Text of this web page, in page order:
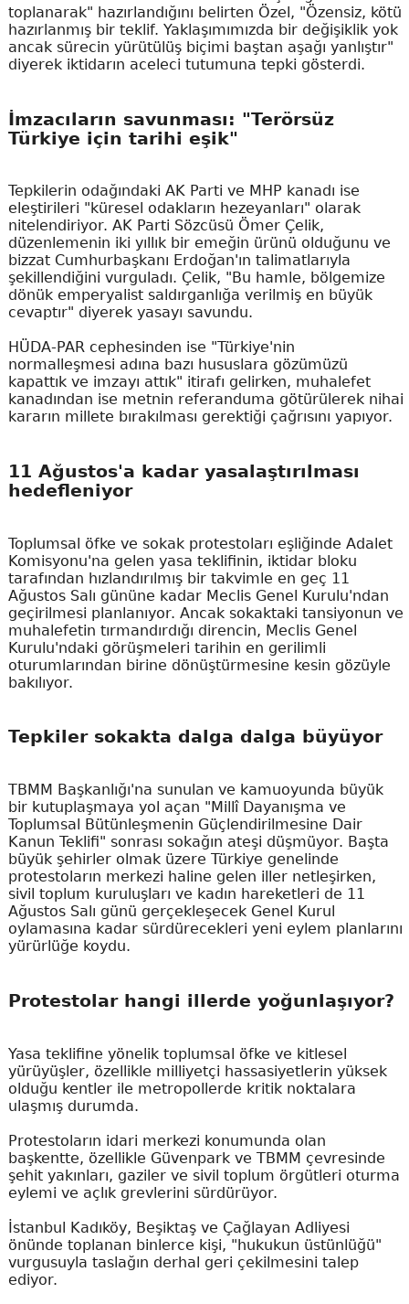
toplanarak" hazırlandığını belirten Özel, "Özensiz, kötü
hazırlanmış bir teklif. Yaklaşımımızda bir değişiklik yok
ancak sürecin yürütülüş biçimi baştan aşağı yanlıştır"
diyerek iktidarın aceleci tutumuna tepki gösterdi.
İmzacıların savunması: "Terörsüz
Türkiye için tarihi eşik"
Tepkilerin odağındaki AK Parti ve MHP kanadı ise
eleştirileri "küresel odakların hezeyanları" olarak
nitelendiriyor. AK Parti Sözcüsü Ömer Çelik,
düzenlemenin iki yıllık bir emeğin ürünü olduğunu ve
bizzat Cumhurbaşkanı Erdoğan'ın talimatlarıyla
şekillendiğini vurguladı. Çelik, "Bu hamle, bölgemize
dönük emperyalist saldırganlığa verilmiş en büyük
cevaptır" diyerek yasayı savundu.
HÜDA-PAR cephesinden ise "Türkiye'nin
normalleşmesi adına bazı hususlara gözümüzü
kapattık ve imzayı attık" itirafı gelirken, muhalefet
kanadından ise metnin referanduma götürülerek nihai
kararın millete bırakılması gerektiği çağrısını yapıyor.
11 Ağustos'a kadar yasalaştırılması
hedefleniyor
Toplumsal öfke ve sokak protestoları eşliğinde Adalet
Komisyonu'na gelen yasa teklifinin, iktidar bloku
tarafından hızlandırılmış bir takvimle en geç 11
Ağustos Salı gününe kadar Meclis Genel Kurulu'ndan
geçirilmesi planlanıyor. Ancak sokaktaki tansiyonun ve
muhalefetin tırmandırdığı direncin, Meclis Genel
Kurulu'ndaki görüşmeleri tarihin en gerilimli
oturumlarından birine dönüştürmesine kesin gözüyle
bakılıyor.
Tepkiler sokakta dalga dalga büyüyor
TBMM Başkanlığı'na sunulan ve kamuoyunda büyük
bir kutuplaşmaya yol açan "Millî Dayanışma ve
Toplumsal Bütünleşmenin Güçlendirilmesine Dair
Kanun Teklifi" sonrası sokağın ateşi düşmüyor. Başta
büyük şehirler olmak üzere Türkiye genelinde
protestoların merkezi haline gelen iller netleşirken,
sivil toplum kuruluşları ve kadın hareketleri de 11
Ağustos Salı günü gerçekleşecek Genel Kurul
oylamasına kadar sürdürecekleri yeni eylem planlarını
yürürlüğe koydu.
Protestolar hangi illerde yoğunlaşıyor?
Yasa teklifine yönelik toplumsal öfke ve kitlesel
yürüyüşler, özellikle milliyetçi hassasiyetlerin yüksek
olduğu kentler ile metropollerde kritik noktalara
ulaşmış durumda.
Protestoların idari merkezi konumunda olan
başkentte, özellikle Güvenpark ve TBMM çevresinde
şehit yakınları, gaziler ve sivil toplum örgütleri oturma
eylemi ve açlık grevlerini sürdürüyor.
İstanbul Kadıköy, Beşiktaş ve Çağlayan Adliyesi
önünde toplanan binlerce kişi, "hukukun üstünlüğü"
vurgusuyla taslağın derhal geri çekilmesini talep
ediyor.